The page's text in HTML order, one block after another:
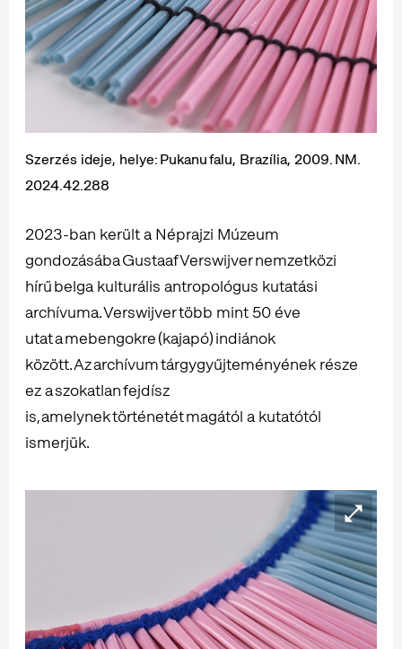
Szerzés ideje, helye: Pukanu falu, Brazília, 2009. NM.
2024.42.288
2023-ban került a Néprajzi Múzeum
gondozásába Gustaaf Verswijver nemzetközi
hírű belga kulturális antropológus kutatási
archívuma. Verswijver több mint 50 éve
utat a mebengokre (kajapó) indiánok
között. Az archívum tárgygyűjteményének része
ez a szokatlan fejdísz
is, amelynek történetét magától a kutatótól
ismerjük.